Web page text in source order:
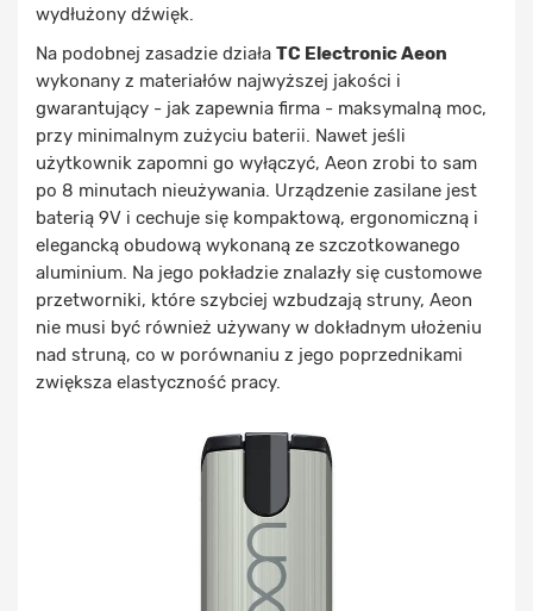
wydłużony dźwięk.
Na podobnej zasadzie działa TC Electronic Aeon
wykonany z materiałów najwyższej jakości i
gwarantujący - jak zapewnia firma - maksymalną moc,
przy minimalnym zużyciu baterii. Nawet jeśli
użytkownik zapomni go wyłączyć, Aeon zrobi to sam
po 8 minutach nieużywania. Urządzenie zasilane jest
baterią 9V i cechuje się kompaktową, ergonomiczną i
elegancką obudową wykonaną ze szczotkowanego
aluminium. Na jego pokładzie znalazły się customowe
przetworniki, które szybciej wzbudzają struny, Aeon
nie musi być również używany w dokładnym ułożeniu
nad struną, co w porównaniu z jego poprzednikami
zwiększa elastyczność pracy.